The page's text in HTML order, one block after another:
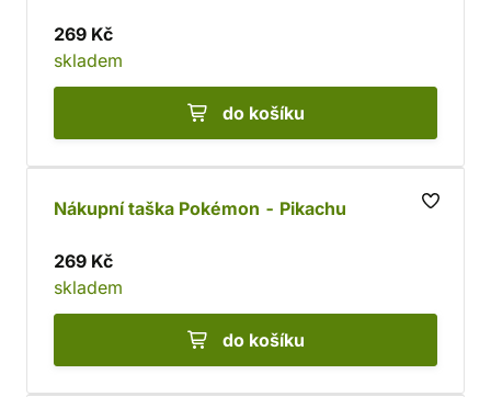
269 Kč
skladem
do košíku
Nákupní taška Pokémon - Pikachu
269 Kč
skladem
do košíku